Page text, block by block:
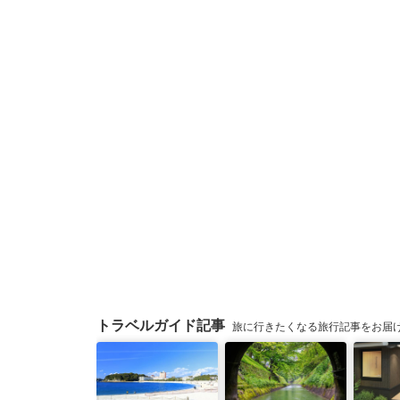
トラベルガイド記事 旅に行きたくなる旅行記事をお届